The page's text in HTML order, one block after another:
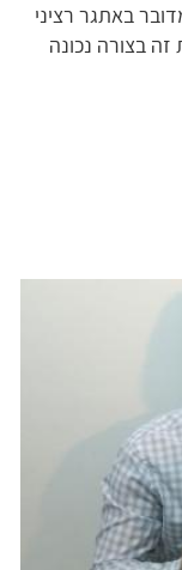
באתגר רציני
בצורה נכונה